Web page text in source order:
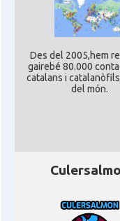
CAMON
CAMON
Des del 2005,hem
gairebé 80.000
catalans i
del món.